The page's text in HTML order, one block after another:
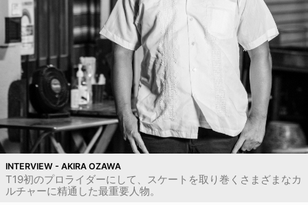
INTERVIEW - AKIRA OZAWA
T19初のプロライダーにして、スケートを取り巻くさまざまなカ
ルチャーに精通した最重要人物。